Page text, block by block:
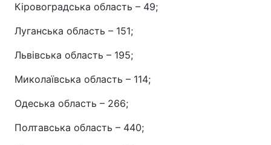
Кіровоградська область – 49;
Луганська область – 151;
Львівська область – 195;
Миколаївська область – 114;
Одеська область – 266;
Полтавська область – 440;